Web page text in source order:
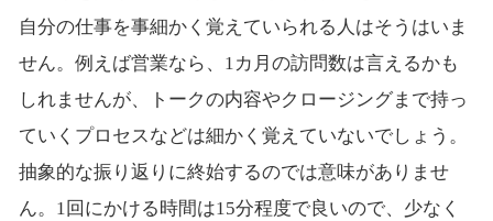
自分の仕事を事細かく覚えていられる人はそうはいま
せん。例えば営業なら、1カ月の訪問数は言えるかも
しれませんが、トークの内容やクロージングまで持っ
ていくプロセスなどは細かく覚えていないでしょう。
抽象的な振り返りに終始するのでは意味がありませ
ん。1回にかける時間は15分程度で良いので、少なく